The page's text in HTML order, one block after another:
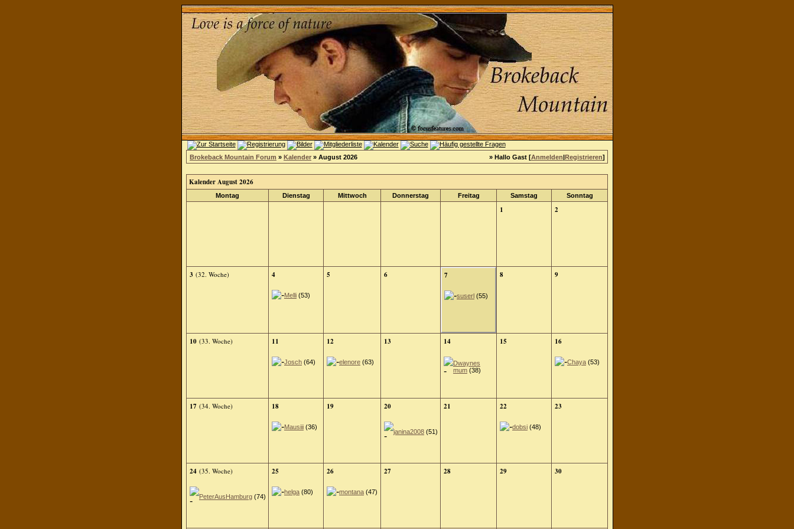
Brokeback Mountain Forum » Kalender » August 2026 » Hallo Gast [Anmelden|Registrieren]
Kalender August 2026
Montag Dienstag Mittwoch Donnerstag Freitag Samstag Sonntag
1 2
3 (32. Woche) 4
Melli (53)
5 6 7
suserl (55)
8 9
10 (33. Woche) 11
Josch (64)
12
elenore (63)
13 14
Dwaynes
mum (38)
15 16
Chaya (53)
17 (34. Woche) 18
Mausiii (36)
19 20
janina2008 (51)
21 22
dobsi (48)
23
24 (35. Woche)
PeterAusHamburg (74)
25
helga (80)
26
montana (47)
27 28 29 30